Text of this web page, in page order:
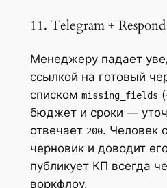
11. Telegram +
Менеджеру падает
ссылкой на готовый
списком missing_fields
бюджет и сроки —
отвечает 200. Человек
черновик и доводит
публикует КП всегда
воркфлоу.